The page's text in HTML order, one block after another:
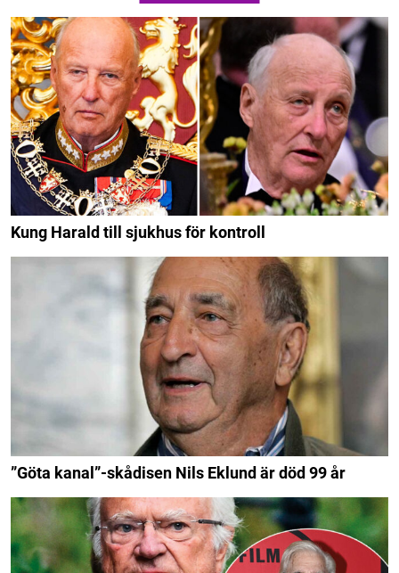
Kung Harald till sjukhus för kontroll
”Göta kanal”-skådisen Nils Eklund är död 99 år